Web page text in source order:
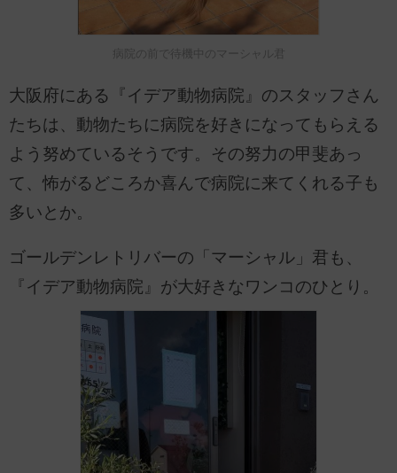
病院の前で待機中のマーシャル君
大阪府にある『イデア動物病院』のスタッフさん
たちは、動物たちに病院を好きになってもらえる
よう努めているそうです。その努力の甲斐あっ
て、怖がるどころか喜んで病院に来てくれる子も
多いとか。
ゴールデンレトリバーの「マーシャル」君も、
『イデア動物病院』が大好きなワンコのひとり。